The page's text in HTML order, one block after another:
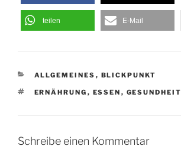
teilen E-Mail
KATEGORIEN
ALLGEMEINES , BLICKPUNKT
SCHLAGWÖRTER
ERNÄHRUNG , ESSEN , GESUNDHEIT
Schreibe einen Kommentar